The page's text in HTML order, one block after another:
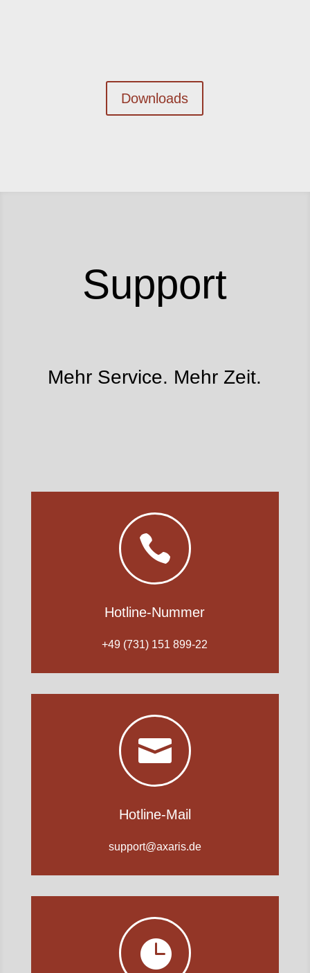
Downloads
Support
Mehr Service. Mehr Zeit.

Hotline-Nummer
+49 (731) 151 899-22

Hotline-Mail
support@axaris.de
